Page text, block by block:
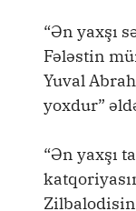
“Ən yaxşı
Fələstin
Yuval
yoxdur”
“Ən yaxşı
Zilbalodisin